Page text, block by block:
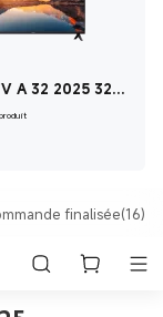
A 32 2025 32
finalisée(16)